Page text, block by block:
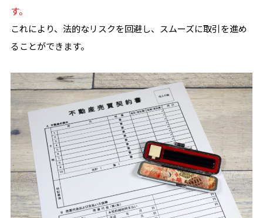
す。
これにより、法的なリスクを回避し、スムーズに取引を進め
ることができます。